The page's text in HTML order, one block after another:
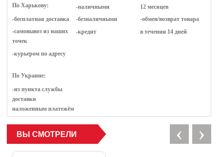
По Харькову:
-бесплатная доставка
-самовывоз из наших
точек
-курьером по адресу
По Украине:
-из пункта службы
доставки
наложенным платежём
-наличными
-безналичными
-кредит
12 месяцев
-обмен/возврат товара
в течении 14 дней
ВЫ СМОТРЕЛИ ‹ ›